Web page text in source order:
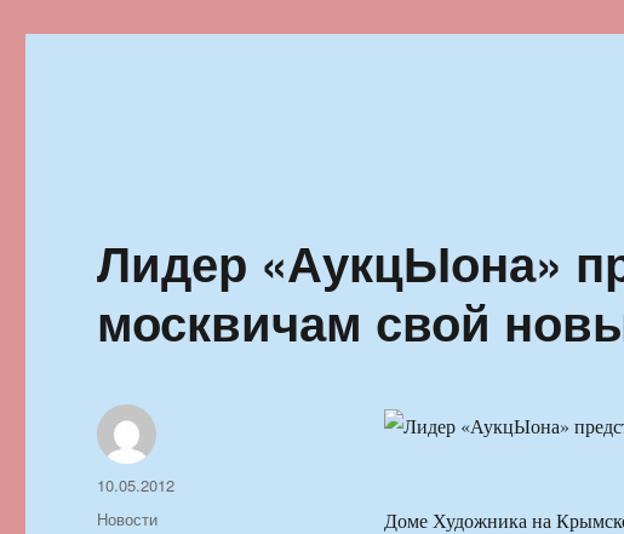
Лидер «АукцЫона»
москвичам свой
Доме Художника на
Автор
Опубликовано
10.05.2012
Рубрики
Новости